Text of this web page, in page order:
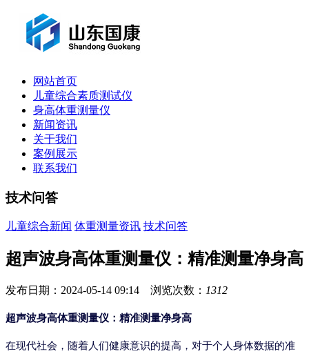
网站首页
儿童综合素质测试仪
身高体重测量仪
新闻资讯
关于我们
案例展示
联系我们
技术问答
儿童综合新闻 体重测量资讯 技术问答
超声波身高体重测量仪：精准测量净身高
发布日期：2024-05-14 09:14 浏览次数： 1312
超声波身高体重测量仪：精准测量净身高
在现代社会，随着人们健康意识的提高，对于个人身体数据的准